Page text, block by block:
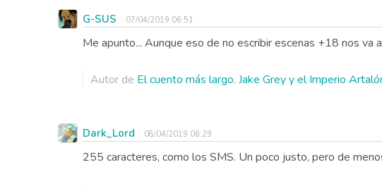
G-SUS 07/04/2019 06:51
Me apunto... Aunque eso de no escribir escenas +18 nos va
Autor de El cuento más largo, Jake Grey y el Imperio
Dark_Lord 08/04/2019 06:29
255 caracteres, como los SMS. Un poco justo, pero de